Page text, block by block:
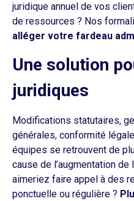
juridique annuel de vos
de ressources ? Nos
alléger votre fardeau
Une solution
juridiques
Modifications statutaires,
générales, conformité
équipes se retrouvent de
cause de l’augmentation
aimeriez faire appel à des
ponctuelle ou régulière ?